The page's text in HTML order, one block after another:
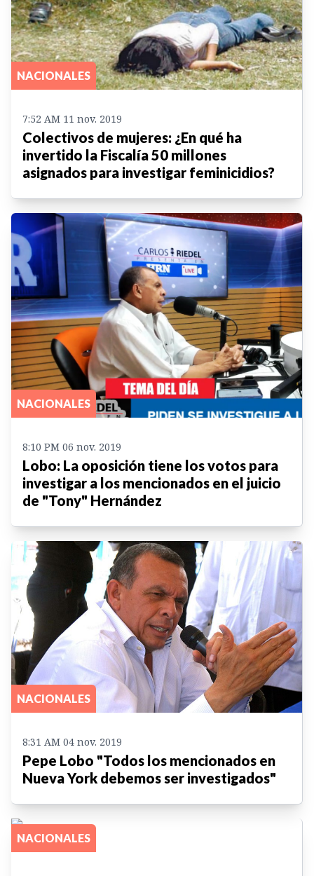
NACIONALES
7:52 AM 11 nov. 2019
Colectivos de mujeres: ¿En qué ha
invertido la Fiscalía 50 millones
asignados para investigar feminicidios?
NACIONALES
8:10 PM 06 nov. 2019
Lobo: La oposición tiene los votos para
investigar a los mencionados en el juicio
de "Tony" Hernández
NACIONALES
8:31 AM 04 nov. 2019
Pepe Lobo "Todos los mencionados en
Nueva York debemos ser investigados"
NACIONALES